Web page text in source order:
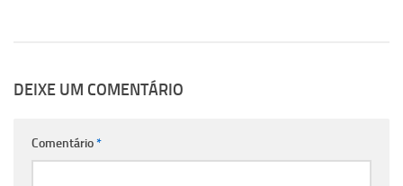
DEIXE UM COMENTÁRIO
Comentário*